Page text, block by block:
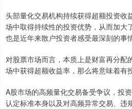
头部量化交易机构持续获得超额投资收
场中取得持续性的投资优势，从而加大
也是近年来散户投资者感受最深刻的事情
对股票市场而言，本质上是财富再分配
场中获得超额收益率，那么将意味着有
A股市场的高频量化交易备受争议，投
认定标准本身以及对高频异常交易、违